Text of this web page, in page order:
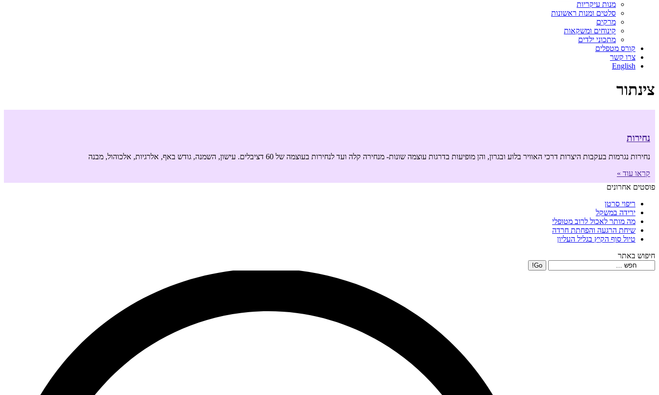
מנות עיקריות
סלטים ומנות ראשונות
מרקים
קינוחים ומשקאות
מתכוני ילדים
קורס מטפלים
צרו קשר
English
צינתור
נחירות
נחירות נגרמות בעקבות היצרות דרכי האוויר בלוע ובגרון, והן מופיעות בדרגות עוצמה שונות- מנחירה קלה ועד לנחירות בעוצמה של 60 דציבלים. עישון, השמנה, גודש באף, אלרגיות, אלכוהול, מבנה
קראו עוד »
פוסטים אחרונים
ריפוי סרטן
ירידה במשקל
מה מותר לאכול לרוב מטופלי
שיחת הרגעה והפחתת חרדה
טיול סוף הקיץ בגליל העליון
חיפוש באתר
Search: